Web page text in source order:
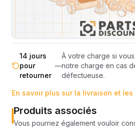
totale
Pas de surprise :
calculé selon le
votre commande
14 jours
pour
retourner
—
À votre charge si
notre charge en cas
défectueuse.
En savoir plus sur la livraison et les
Produits associés
Vous pourriez également vouloir